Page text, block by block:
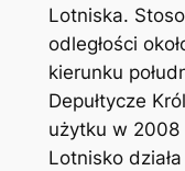
Lotniska.
odległości
kierunku
Depułtycze
użytku w 2008
Lotnisko